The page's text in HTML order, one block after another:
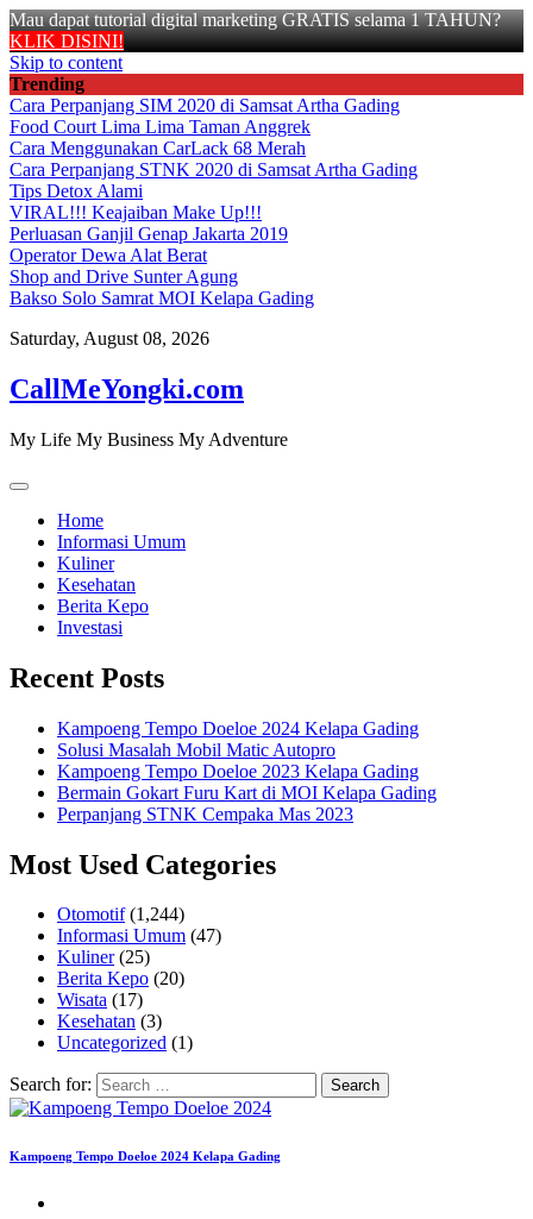
Mau dapat tutorial digital marketing GRATIS selama 1 TAHUN?
KLIK DISINI!
Skip to content
Trending
Cara Perpanjang SIM 2020 di Samsat Artha Gading
Food Court Lima Lima Taman Anggrek
Cara Menggunakan CarLack 68 Merah
Cara Perpanjang STNK 2020 di Samsat Artha Gading
Tips Detox Alami
VIRAL!!! Keajaiban Make Up!!!
Perluasan Ganjil Genap Jakarta 2019
Operator Dewa Alat Berat
Shop and Drive Sunter Agung
Bakso Solo Samrat MOI Kelapa Gading
Saturday, August 08, 2026
CallMeYongki.com
My Life My Business My Adventure
Home
Informasi Umum
Kuliner
Kesehatan
Berita Kepo
Investasi
Recent Posts
Kampoeng Tempo Doeloe 2024 Kelapa Gading
Solusi Masalah Mobil Matic Autopro
Kampoeng Tempo Doeloe 2023 Kelapa Gading
Bermain Gokart Furu Kart di MOI Kelapa Gading
Perpanjang STNK Cempaka Mas 2023
Most Used Categories
Otomotif(1,244)
Informasi Umum (47)
Kuliner(25)
Berita Kepo (20)
Wisata (17)
Kesehatan (3)
Uncategorized (1)
Search for:
Kampoeng Tempo Doeloe 2024 Kelapa Gading